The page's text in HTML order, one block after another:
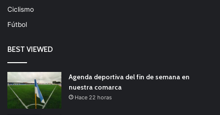
Ciclismo
Fútbol
BEST VIEWED
Agenda deportiva del fin de semana en
nuestra comarca
Hace 22 horas